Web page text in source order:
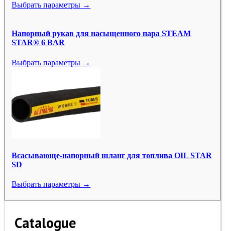
Выбрать параметры →
Напорный рукав для насыщенного пара STEAM
STAR® 6 BAR
Выбрать параметры →
Всасывающе-напорный шланг для топлива OIL STAR
SD
Выбрать параметры →
Catalogue